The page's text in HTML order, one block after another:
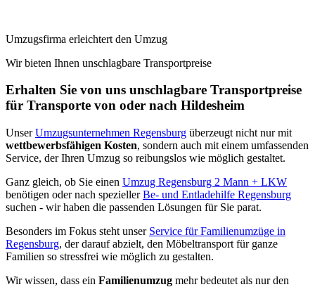
Umzugsfirma erleichtert den Umzug
Wir bieten Ihnen unschlagbare Transportpreise
Erhalten Sie von uns unschlagbare Transportpreise
für Transporte von oder nach Hildesheim
UnserUmzugsunternehmen Regensburg überzeugt nicht nur mit
wettbewerbsfähigen Kosten, sondern auch mit einem umfassenden
Service, der Ihren Umzug so reibungslos wie möglich gestaltet.
Ganz gleich, ob Sie einen Umzug Regensburg 2 Mann + LKW
benötigen oder nach speziellerBe- und Entladehilfe Regensburg
suchen - wir haben die passenden Lösungen für Sie parat.
Besonders im Fokus steht unser Service für Familienumzüge in
Regensburg, der darauf abzielt, den Möbeltransport für ganze
Familien so stressfrei wie möglich zu gestalten.
Wir wissen, dass ein Familienumzug mehr bedeutet als nur den